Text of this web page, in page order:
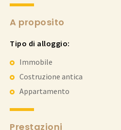
A proposito
Tipo di alloggio:
Immobile
Costruzione antica
Appartamento
Prestazioni